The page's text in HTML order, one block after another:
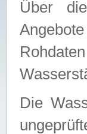
Über
Die